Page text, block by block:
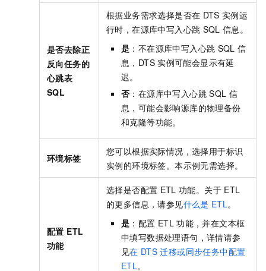
是否去除正
反向任务的
心跳表
SQL
根据业务需求选择是否在 DTS 实例运
行时，在源库中写入心跳 SQL 信息。
是 ：不在源库中写入心跳 SQL 信
息，DTS 实例可能会显示有延
迟。
否：在源库中写入心跳 SQL 信
息，可能会影响源库的物理备份
和克隆等功能。
环境标签
您可以根据实际情况，选择用于标识
实例的环境标签。本示例无需选择。
配置 ETL
功能
选择是否配置 ETL 功能。关于 ETL
的更多信息，请参见什么是 ETL。
是 ：配置 ETL 功能，并在文本框
中填写数据处理语句，详情请参
见在 DTS 迁移或同步任务中配置
ETL。